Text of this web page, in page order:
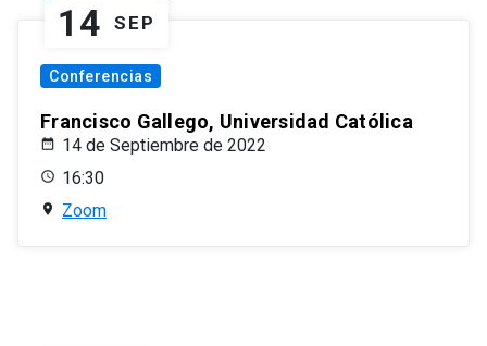
14 SEP
Conferencias
Francisco Gallego, Universidad Católica
14 de Septiembre de 2022
16:30
Zoom